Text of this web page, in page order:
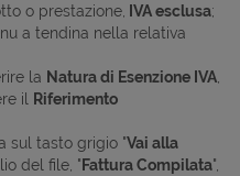
o prestazione,
IVA esclusa;
a tendina nella relativa
la Natura di Esenzione IVA
il
Riferimento
sul tasto grigio "Vai alla
del file, " Fattura Compilata",